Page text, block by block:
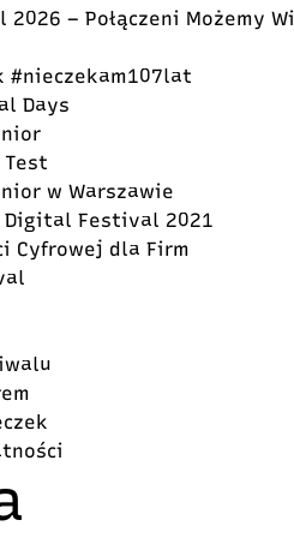
– Połączeni Możemy
#nieczekam107lat
Days
w Warszawie
Digital Festival 2021
Cyfrowej dla Firm